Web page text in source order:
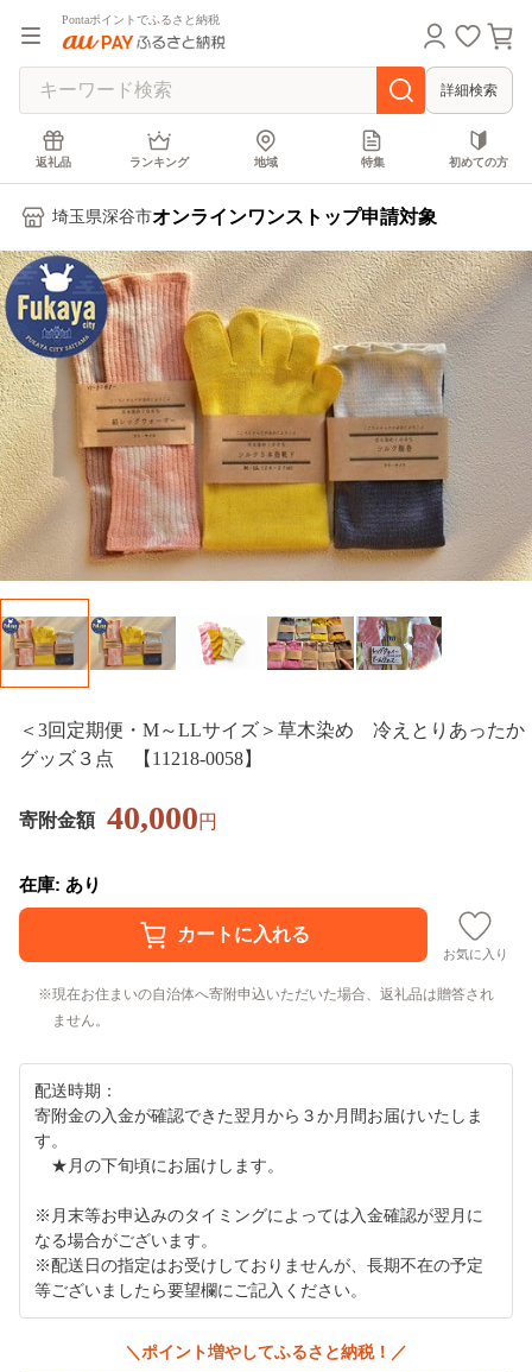
Pontaポイントでふるさと納税
詳細検索
返礼品 ランキング 地域 特集 初めての方
埼玉県深谷市オンラインワンストップ申請対象
＜3回定期便・M～LLサイズ＞草木染め 冷えとりあったか
グッズ３点 【11218-0058】
寄附金額 40,000円
在庫: あり
お気に入り
現在お住まいの自治体へ寄附申込いただいた場合、返礼品は贈答され
ません。
配送時期：
寄附金の入金が確認できた翌月から３か月間お届けいたしま
す。
★月の下旬頃にお届けします。
※月末等お申込みのタイミングによっては入金確認が翌月に
なる場合がございます。
※配送日の指定はお受けしておりませんが、長期不在の予定
等ございましたら要望欄にご記入ください。
＼ポイント増やしてふるさと納税！／